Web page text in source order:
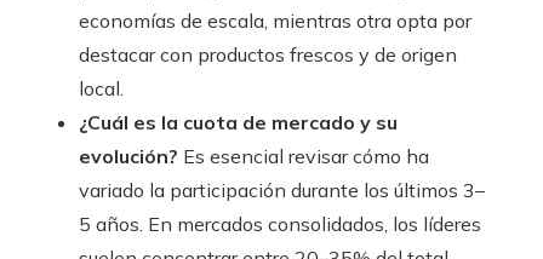
economías de escala, mientras otra opta por
destacar con productos frescos y de origen
local.
¿Cuál es la cuota de mercado y su
evolución? Es esencial revisar cómo ha
variado la participación durante los últimos 3–
5 años. En mercados consolidados, los líderes